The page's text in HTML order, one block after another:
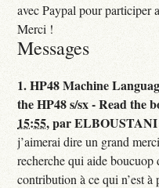
avec Paypal pour participer
Merci !
Messages
1.HP48 Machine
the HP48 s/sx - Read the
15:55,parELBOUSTANI
j’aimerai dire un grand
recherche qui aide boucuop
contribution à ce qui n’est